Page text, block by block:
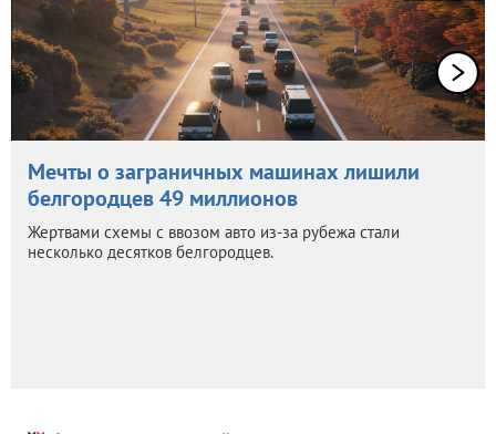
Мечты о заграничных машинах лишили
белгородцев 49 миллионов
Жертвами схемы с ввозом авто из-за рубежа стали
несколько десятков белгородцев.